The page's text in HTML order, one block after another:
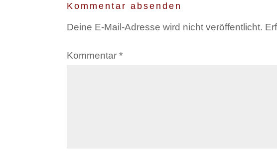
Kommentar absenden
Deine E-Mail-Adresse wird nicht veröffentlicht.
Kommentar*